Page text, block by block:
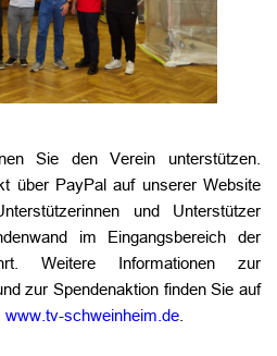
Sie den Verein unterstützen.
über PayPal auf unserer Website
und Unterstützer
im Eingangsbereich der
Weitere Informationen zur
zur Spendenaktion finden Sie auf
www.tv-schweinheim.de